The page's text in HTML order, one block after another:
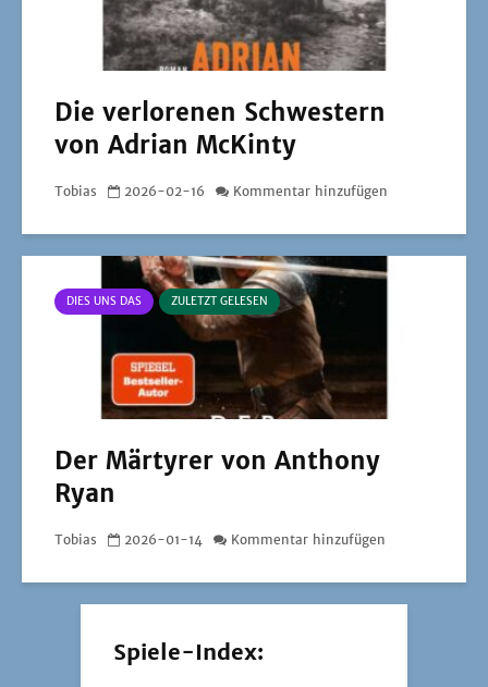
Die verlorenen Schwestern
von Adrian McKinty
Tobias 2026-02-16 Kommentar hinzufügen
DIES UNS DAS ZULETZT GELESEN
Der Märtyrer von Anthony
Ryan
Tobias 2026-01-14 Kommentar hinzufügen
Spiele-Index: